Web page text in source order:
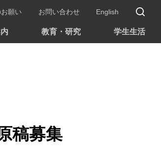
教育・研究 学生生活
願い お問い合わせ English
稿募集